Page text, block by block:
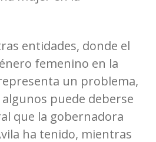
entidades, donde el
femenino en la
un problema,
algunos puede deberse
que la gobernadora
ha tenido, mientras